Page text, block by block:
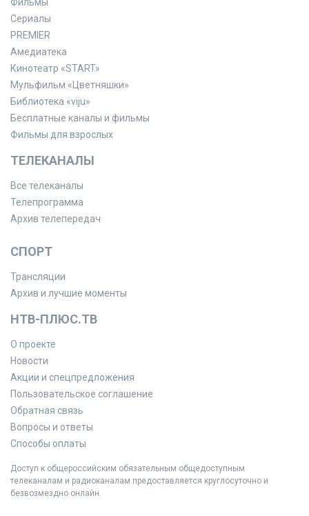
Сериалы
PREMIER
Амедиатека
Кинотеатр «START»
Мульфильм «Цветняшки»
Библиотека «viju»
Бесплатные каналы и фильмы
Фильмы для взрослых
ТЕЛЕКАНАЛЫ
Все телеканалы
Телепрограмма
Архив телепередач
СПОРТ
Трансляции
Архив и лучшие моменты
НТВ-ПЛЮС.ТВ
О проекте
Новости
Акции и спецпредложения
Пользовательское соглашение
Обратная связь
Вопросы и ответы
Способы оплаты
Доступ к общероссийским обязательным общедоступным
телеканалам и радиоканалам предоставляется круглосуточно и
безвозмездно онлайн.